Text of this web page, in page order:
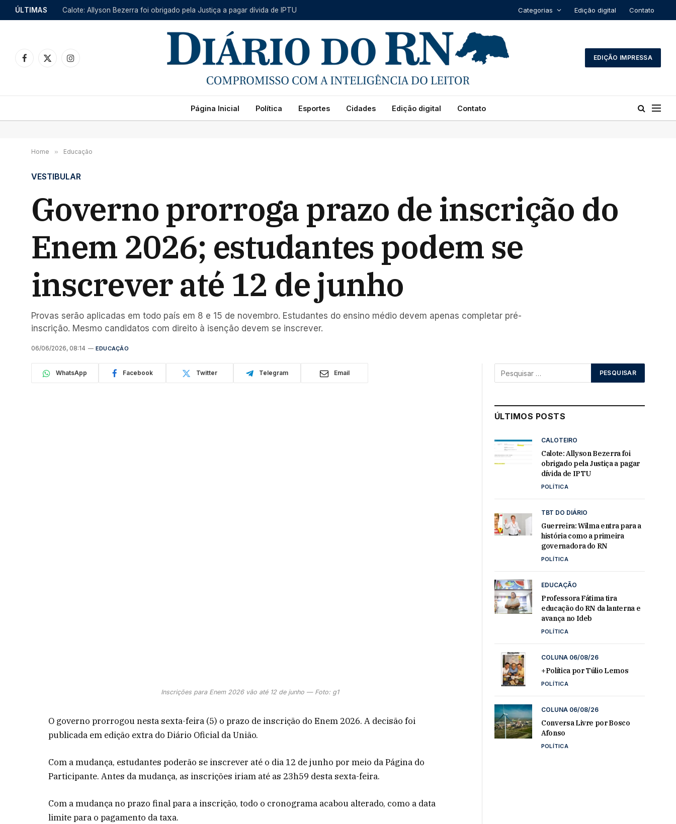
ÚLTIMAS Calote: Allyson Bezerra foi obrigado pela Justiça a pagar dívida de IPTU Categorias Edição digital Contato
Facebook
X
Instagram
EDIÇÃO IMPRESSA
Página Inicial Política Esportes Cidades Edição digital Contato
Home » Educação
VESTIBULAR
Governo prorroga prazo de inscrição do
Enem 2026; estudantes podem se
inscrever até 12 de junho
Provas serão aplicadas em todo país em 8 e 15 de novembro. Estudantes do ensino médio devem apenas completar pré-
inscrição. Mesmo candidatos com direito à isenção devem se inscrever.
06/06/2026, 08:14 EDUCAÇÃO
WhatsApp Facebook Twitter Telegram Email
Inscrições para Enem 2026 vão até 12 de junho — Foto: g1
O governo prorrogou nesta sexta-feira (5) o prazo de inscrição do Enem 2026. A decisão foi
publicada em edição extra do Diário Oficial da União.
Com a mudança, estudantes poderão se inscrever até o dia 12 de junho por meio da Página do
Participante. Antes da mudança, as inscrições iriam até as 23h59 desta sexta-feira.
Com a mudança no prazo final para a inscrição, todo o cronograma acabou alterado, como a data
limite para o pagamento da taxa.
ÚLTIMOS POSTS
CALOTEIRO
Calote: Allyson Bezerra foi
obrigado pela Justiça a pagar
dívida de IPTU
POLÍTICA
TBT DO DIÁRIO
Guerreira: Wilma entra para a
história como a primeira
governadora do RN
POLÍTICA
EDUCAÇÃO
Professora Fátima tira
educação do RN da lanterna e
avança no Ideb
POLÍTICA
COLUNA 06/08/26
+Política por Túlio Lemos
POLÍTICA
COLUNA 06/08/26
Conversa Livre por Bosco
Afonso
POLÍTICA